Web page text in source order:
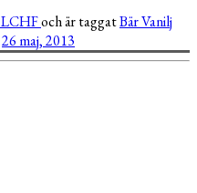
LCHFoch är taggatBärVanilj
26 maj, 2013